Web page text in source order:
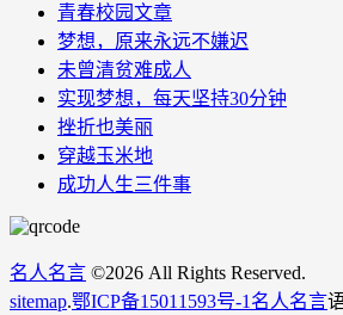
青春校园文章
梦想，原来永远不嫌迟
未曾清贫难成人
实现梦想，每天坚持30分钟
挫折也美丽
穿越玉米地
成功人生三件事
名人名言 ©2026 All Rights Reserved.
sitemap.鄂ICP备15011593号-1 名人名言